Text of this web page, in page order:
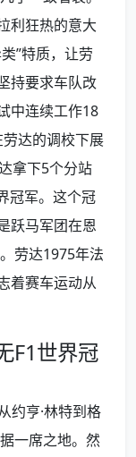
利狂热的意大
”特质，让劳
持要求车队改
中连续工作18
达的调校下展
拿下5个分站
冠军。这个冠
跃马军团在恩
劳达1975年法
着赛车运动从
F1世界冠
约亨·林特到格
一席之地。然